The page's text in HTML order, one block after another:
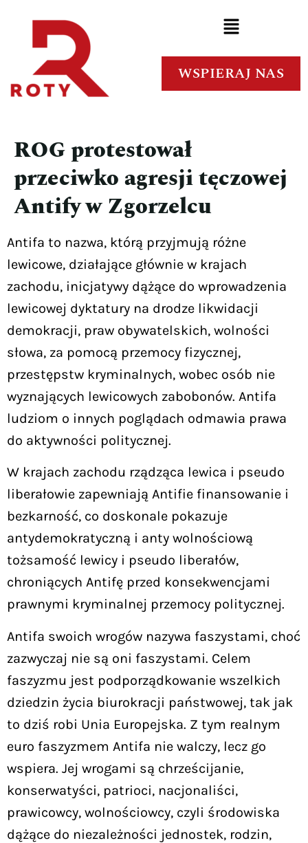
WSPIERAJ NAS
ROG protestował
przeciwko agresji tęczowej
Antify w Zgorzelcu
Antifa to nazwa, którą przyjmują różne
lewicowe, działające głównie w krajach
zachodu, inicjatywy dążące do wprowadzenia
lewicowej dyktatury na drodze likwidacji
demokracji, praw obywatelskich, wolności
słowa, za pomocą przemocy fizycznej,
przestępstw kryminalnych, wobec osób nie
wyznających lewicowych zabobonów. Antifa
ludziom o innych poglądach odmawia prawa
do aktywności politycznej.
W krajach zachodu rządząca lewica i pseudo
liberałowie zapewniają Antifie finansowanie i
bezkarność, co doskonale pokazuje
antydemokratyczną i anty wolnościową
tożsamość lewicy i pseudo liberałów,
chroniących Antifę przed konsekwencjami
prawnymi kryminalnej przemocy politycznej.
Antifa swoich wrogów nazywa faszystami, choć
zazwyczaj nie są oni faszystami. Celem
faszyzmu jest podporządkowanie wszelkich
dziedzin życia biurokracji państwowej, tak jak
to dziś robi Unia Europejska. Z tym realnym
euro faszyzmem Antifa nie walczy, lecz go
wspiera. Jej wrogami są chrześcijanie,
konserwatyści, patrioci, nacjonaliści,
prawicowcy, wolnościowcy, czyli środowiska
dążące do niezależności jednostek, rodzin,